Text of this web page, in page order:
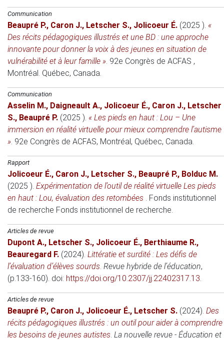
Communication
Beaupré P., Caron J., Letscher S., Jolicoeur É. (2025 ). «
Des récits pédagogiques illustrés et une BD : une approche
innovante pour donner la voix à des jeunes en situation de
vulnérabilité et à leur famille ». 92e Congrès de ACFAS ,
Montréal. Québec, Canada.
Communication
Asselin M., Daigneault A., Jolicoeur É., Caron J., Letscher
S., Beaupré P. (2025 ). « Les pieds en haut : Lou – Une
immersion en réalité virtuelle pour mieux comprendre l’autisme
». 92e Congrès de ACFAS, Montréal, Québec, Canada.
Rapport
Jolicoeur É., Caron J., Letscher S., Beaupré P., Bolduc M.
(2025 ). Expérimentation de l’outil de réalité virtuelle Les pieds
en haut : Lou, évaluation des retombées . Fonds institutionnel
de recherche Fonds institutionnel de recherche.
Articles de revue
Dupont A., Letscher S., Jolicoeur É., Berthiaume R.,
Beauregard F. (2024). Littératie et surdité : Les défis de
l’évaluation d’élèves sourds. Revue hybride de l’éducation,
(p.133-160). doi: https://doi.org/10.2307/jj.22402317.13.
Articles de revue
Beaupré P., Caron J., Jolicoeur É., Letscher S. (2024). Des
récits pédagogiques illustrés : un outil pour aider à comprendre
les besoins de jeunes autistes. La nouvelle revue - Éducation et